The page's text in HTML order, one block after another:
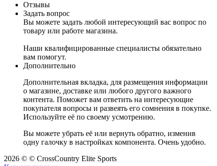
Отзывы
Задать вопрос
Вы можете задать любой интересующий вас вопрос по
товару или работе магазина.
Наши квалифицированные специалисты обязательно
вам помогут.
Дополнительно
Дополнительная вкладка, для размещения информации
о магазине, доставке или любого другого важного
контента. Поможет вам ответить на интересующие
покупателя вопросы и развеять его сомнения в покупке.
Используйте её по своему усмотрению.
Вы можете убрать её или вернуть обратно, изменив
одну галочку в настройках компонента. Очень удобно.
2026 © © CrossCountry Elite Sports